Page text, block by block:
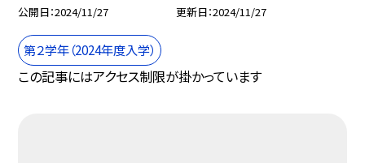
公開日 2024/11/27 更新日 2024/11/27
第２学年（2024年度入学）
この記事にはアクセス制限が掛かっています